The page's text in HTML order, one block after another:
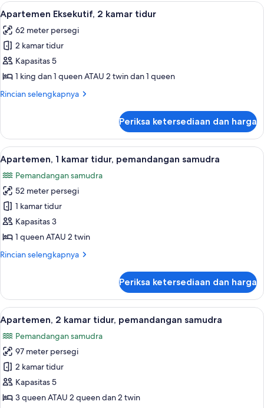
kamar
tidur
(Dual
Key)
Lihat
semua
foto
untuk
Apartemen
Eksekutif,
2
Apartemen Eksekutif, 2 kamar tidur |
9
Apartemen Eksekutif, 2 kamar tidur
62 meter persegi
2 kamar tidur
Kapasitas 5
1 king dan 1 queen ATAU 2 twin dan 1 queen
Rincian selengkapnya
Rincian
Apartemen
Eksekutif,
2
kamar
tidur
Periksa ketersediaan dan harga
Lihat
semua
foto
untuk
Apartemen,
1
kamar
pemandangan
Apartemen, 1 kamar tidur,
11
Apartemen, 1 kamar tidur, pemandangan samudra
Pemandangan samudra
52 meter persegi
1 kamar tidur
Kapasitas 3
1 queen ATAU 2 twin
Rincian selengkapnya
Rincian
Apartemen,
kamar
tidur,
pemandangan
samudra
Periksa ketersediaan dan harga
Lihat
semua
foto
untuk
Apartemen,
2
kamar
Meja kerja, setrika/meja setrika,
19
Apartemen, 2 kamar tidur, pemandangan samudra
Pemandangan samudra
97 meter persegi
2 kamar tidur
Kapasitas 5
3 queen ATAU 2 queen dan 2 twin